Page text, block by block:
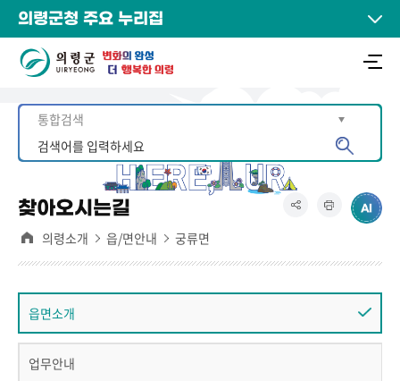
의령군청 주요 누리집
찾아오시는길
의령소개 읍/면안내 궁류면
읍면소개
업무안내